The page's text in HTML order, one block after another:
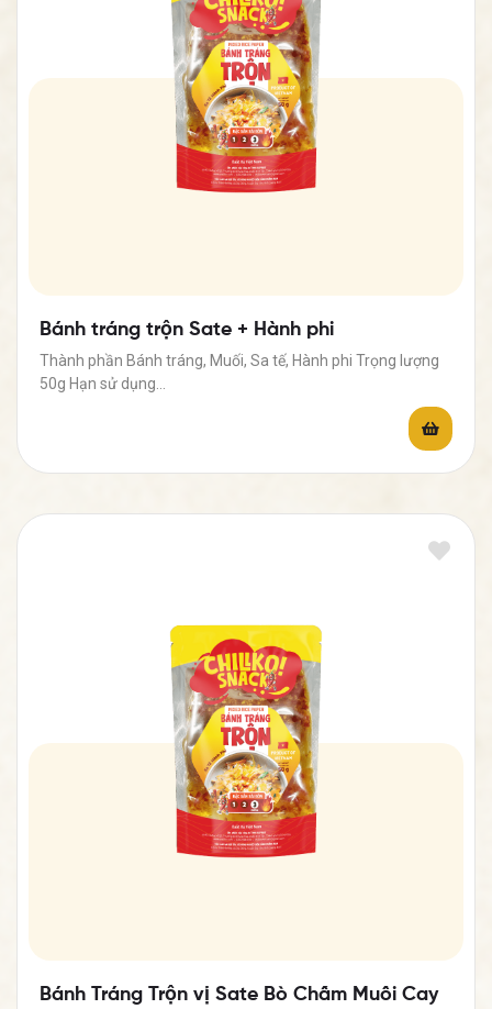
Bánh tráng trộn Sate + Hành phi
Thành phần Bánh tráng, Muối, Sa tế, Hành phi Trọng lượng
50g Hạn sử dụng…
Bánh Tráng Trộn vị Sate Bò Chấm Muối Cay